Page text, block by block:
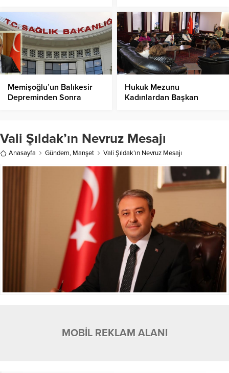
Memişoğlu’un Balıkesir
Depreminden Sonra
Hukuk Mezunu
Kadınlardan Başkan
Vali Şıldak’ın Nevruz Mesajı
Anasayfa Gündem, Manşet Vali Şıldak’ın Nevruz Mesajı
MOBİL REKLAM ALANI